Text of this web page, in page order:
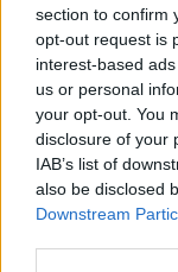
section to confirm
opt-out request is
interest-based
us or personal
your opt-out. You
disclosure of your
IAB’s list of
also be disclosed
Downstream